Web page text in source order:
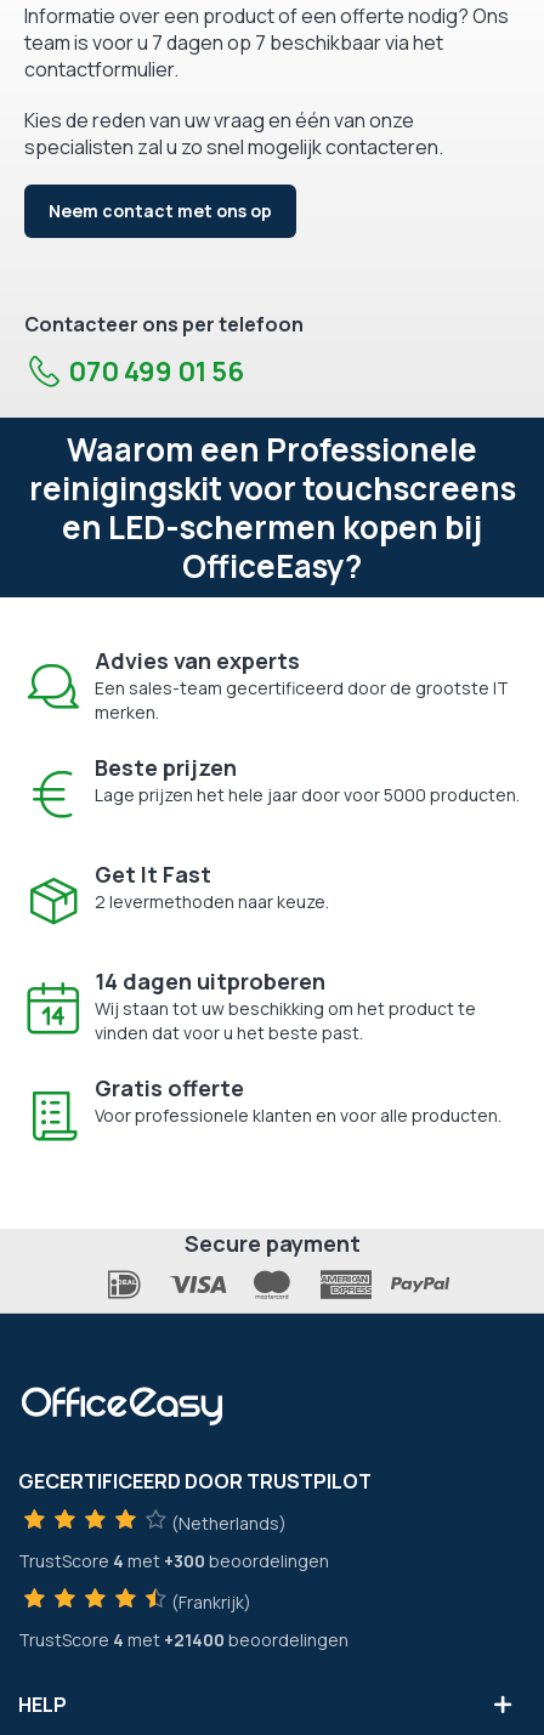
Informatie over een product of een offerte nodig? Ons
team is voor u 7 dagen op 7 beschikbaar via het
contactformulier.
Kies de reden van uw vraag en één van onze
specialisten zal u zo snel mogelijk contacteren.
Neem contact met ons op
Contacteer ons per telefoon
070 499 01 56
Waarom een Professionele
reinigingskit voor touchscreens
en LED-schermen kopen bij
OfficeEasy?
Advies van experts
Een sales-team gecertificeerd door de grootste IT
merken.
Beste prijzen
Lage prijzen het hele jaar door voor 5000 producten.
Get It Fast
2 levermethoden naar keuze.
14 dagen uitproberen
Wij staan tot uw beschikking om het product te
vinden dat voor u het beste past.
Gratis offerte
Voor professionele klanten en voor alle producten.
Secure payment
GECERTIFICEERD DOOR TRUSTPILOT
(Netherlands)
TrustScore 4 met +300 beoordelingen
(Frankrijk)
TrustScore 4 met +21400 beoordelingen
HELP